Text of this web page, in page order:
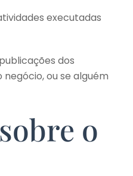
executadas
dos
ou se alguém
o